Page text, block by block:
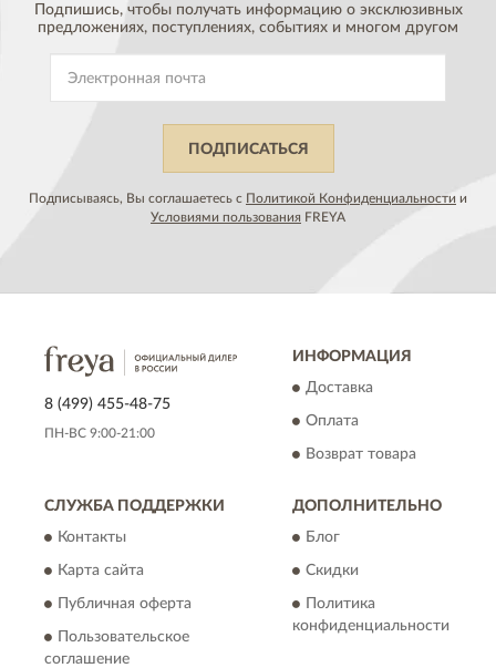
Подпишись, чтобы получать информацию о эксклюзивных
предложениях, поступлениях, событиях и многом другом
ПОДПИСАТЬСЯ
Подписываясь, Вы соглашаетесь с Политикой Конфиденциальности и
Условиями пользования FREYA
8 (499) 455-48-75
ПН-ВС 9:00-21:00
ИНФОРМАЦИЯ
Доставка
Оплата
Возврат товара
СЛУЖБА ПОДДЕРЖКИ
Контакты
Карта сайта
Публичная оферта
Пользовательское
соглашение
ДОПОЛНИТЕЛЬНО
Блог
Скидки
Политика
конфиденциальности